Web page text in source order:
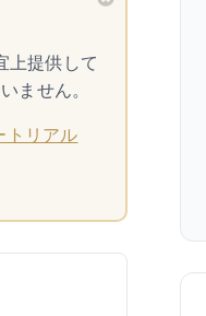
上提供して
ません。
トリアル